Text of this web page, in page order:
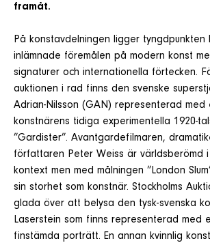
framåt.
På konstavdelningen ligger tyngdpunkten
inlämnade föremålen på modern konst
signaturer och internationella förtecken.
auktionen i rad finns den svenske
Adrian-Nilsson (GAN) representerad
konstnärens tidiga experimentella 1920-
”Gardister”. Avantgardefilmaren,
författaren Peter Weiss är världsberömd
kontext men med målningen ”London
sin storhet som konstnär. Stockholms
glada över att belysa den tysk-svenska
Laserstein som finns representerad med
finstämda porträtt. En annan kvinnlig